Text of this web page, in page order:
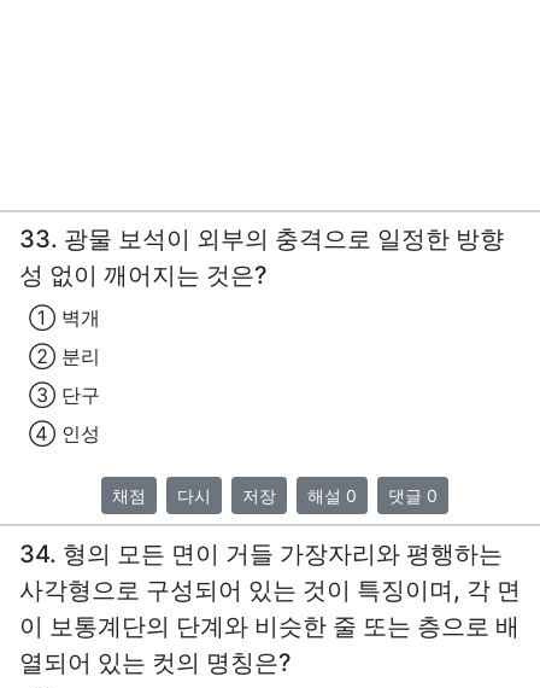
33. 광물 보석이 외부의 충격으로 일정한 방향
성 없이 깨어지는 것은?
① 벽개
② 분리
③ 단구
④ 인성
채점 다시 저장 해설 0 댓글 0
34. 형의 모든 면이 거들 가장자리와 평행하는
사각형으로 구성되어 있는 것이 특징이며, 각 면
이 보통계단의 단계와 비슷한 줄 또는 층으로 배
열되어 있는 컷의 명칭은?